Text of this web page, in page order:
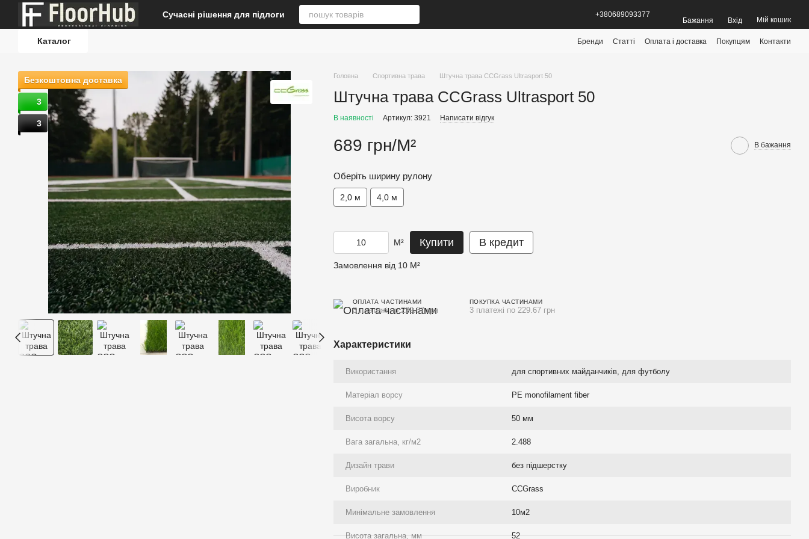
Перейти до основного контенту
Сучасні рішення для підлоги +380689093377
Бажання Вхід Мій кошик
Каталог Бренди Статті Оплата і доставка Покупцям Контакти
Безкоштовна доставка
3
3
Головна Спортивна трава Штучна трава CCGrass Ultrasport 50
Штучна трава CCGrass Ultrasport 50
В наявності Артикул: 3921 Написати відгук
689 грн/М² В бажання
Оберіть ширину рулону
2,0 м 4,0 м
М² Купити В кредит
Замовлення від 10 М²
ОПЛАТА ЧАСТИНАМИ
3 платежі по 229.67 грн
ПОКУПКА ЧАСТИНАМИ
3 платежі по 229.67 грн
Характеристики
Використання для спортивних майданчиків, для футболу
Матеріал ворсу PE monofilament fiber
Висота ворсу 50 мм
Вага загальна, кг/м2 2.488
Дизайн трави без підшерстку
Виробник CCGrass
Минімальне замовлення 10м2
Висота загальна, мм 52